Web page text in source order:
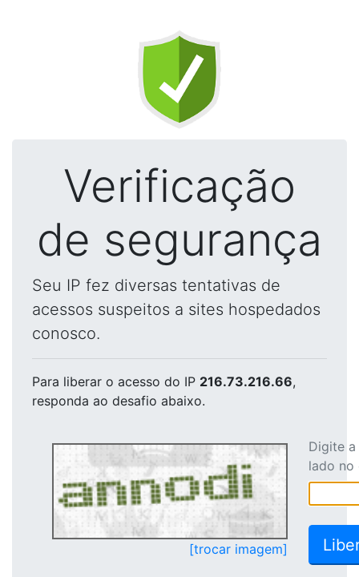
Verificação
de segurança
Seu IP fez diversas tentativas de
acessos suspeitos a sites hospedados
conosco.
Para liberar o acesso do IP 216.73.216.66,
responda ao desafio abaixo.
[trocar imagem]
Digite
lado no